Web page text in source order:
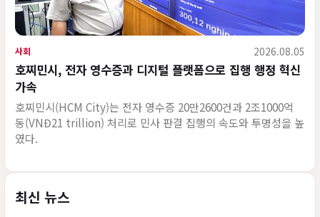
사회 2026.08.05
호찌민시, 전자 영수증과 디지털 플랫폼으로 집행 행정 혁신
가속
호찌민시(HCM City)는 전자 영수증 20만2600건과 2조1000억
동(VNĐ21 trillion) 처리로 민사 판결 집행의 속도와 투명성을 높
였다.
최신 뉴스